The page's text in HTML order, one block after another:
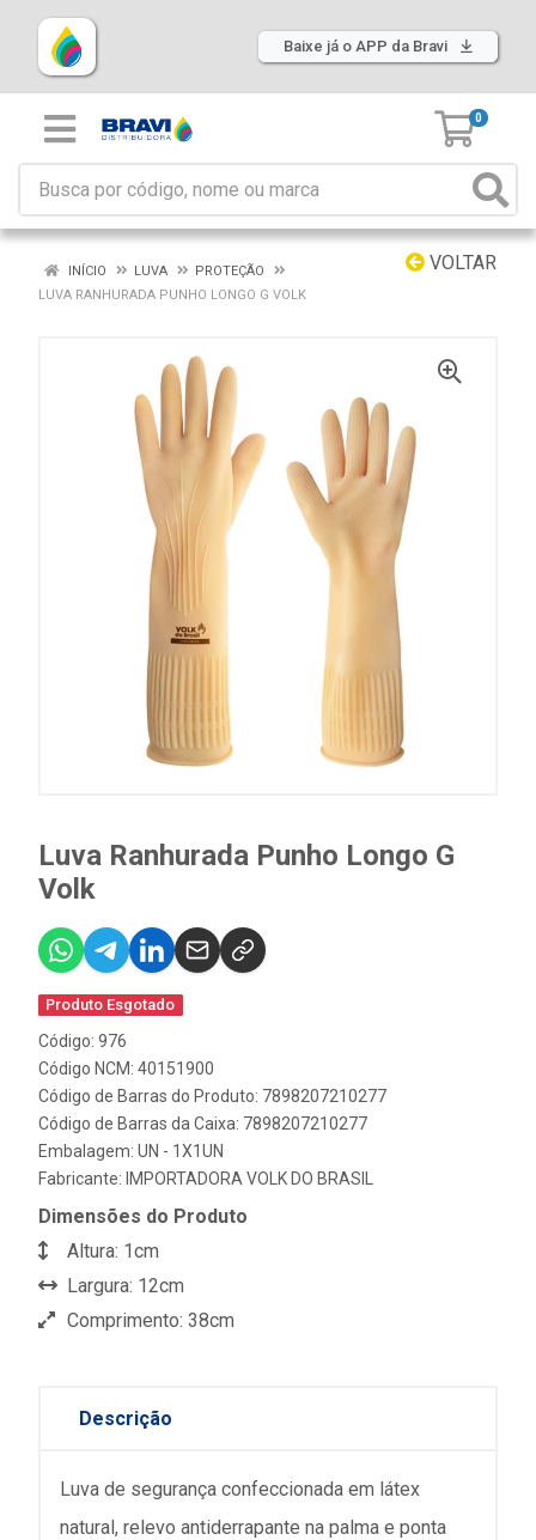
Baixe já o APP da Bravi
0
VOLTAR
INÍCIO LUVA
PROTEÇÃO
LUVA RANHURADA PUNHO LONGO G VOLK
Luva Ranhurada Punho Longo G
Volk
Produto Esgotado
Código: 976
Código NCM: 40151900
Código de Barras do Produto: 7898207210277
Código de Barras da Caixa: 7898207210277
Embalagem: UN - 1X1UN
Fabricante: IMPORTADORA VOLK DO BRASIL
Dimensões do Produto
Altura: 1cm
Largura: 12cm
Comprimento: 38cm
Descrição
Luva de segurança confeccionada em látex
natural, relevo antiderrapante na palma e ponta